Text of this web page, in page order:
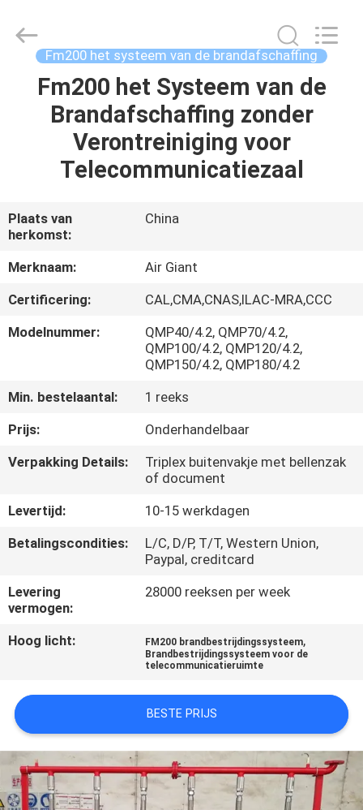
HUIS
PRODUCTEN
TOON
OVER
ONS
FABRIEKSREIS
KWALITEITSCONTROLE
DOWNLOADEN
VERZOEK
OM EEN
CITAAT
SITEMAP
POLICY
Giant
Equipment
Fm200 het systeem van de brandafschaffing
Fm200 het Systeem van de
Brandafschaffing zonder
Verontreiniging voor
Telecommunicatiezaal
Plaats van
herkomst:
China
Merknaam:
Air Giant
Certificering:
CAL,CMA,CNAS,ILAC-MRA,CCC
Modelnummer:
QMP40/4.2, QMP70/4.2,
QMP100/4.2, QMP120/4.2,
QMP150/4.2, QMP180/4.2
Min. bestelaantal:
1 reeks
Prijs:
Onderhandelbaar
Verpakking Details:
Triplex buitenvakje met bellenzak
of document
Levertijd:
10-15 werkdagen
Betalingscondities:
L/C, D/P, T/T, Western Union,
Paypal, creditcard
Levering
vermogen:
28000 reeksen per week
Hoog licht: FM200 brandbestrijdingssysteem,
Brandbestrijdingssysteem voor de
telecommunicatieruimte
BESTE PRIJS